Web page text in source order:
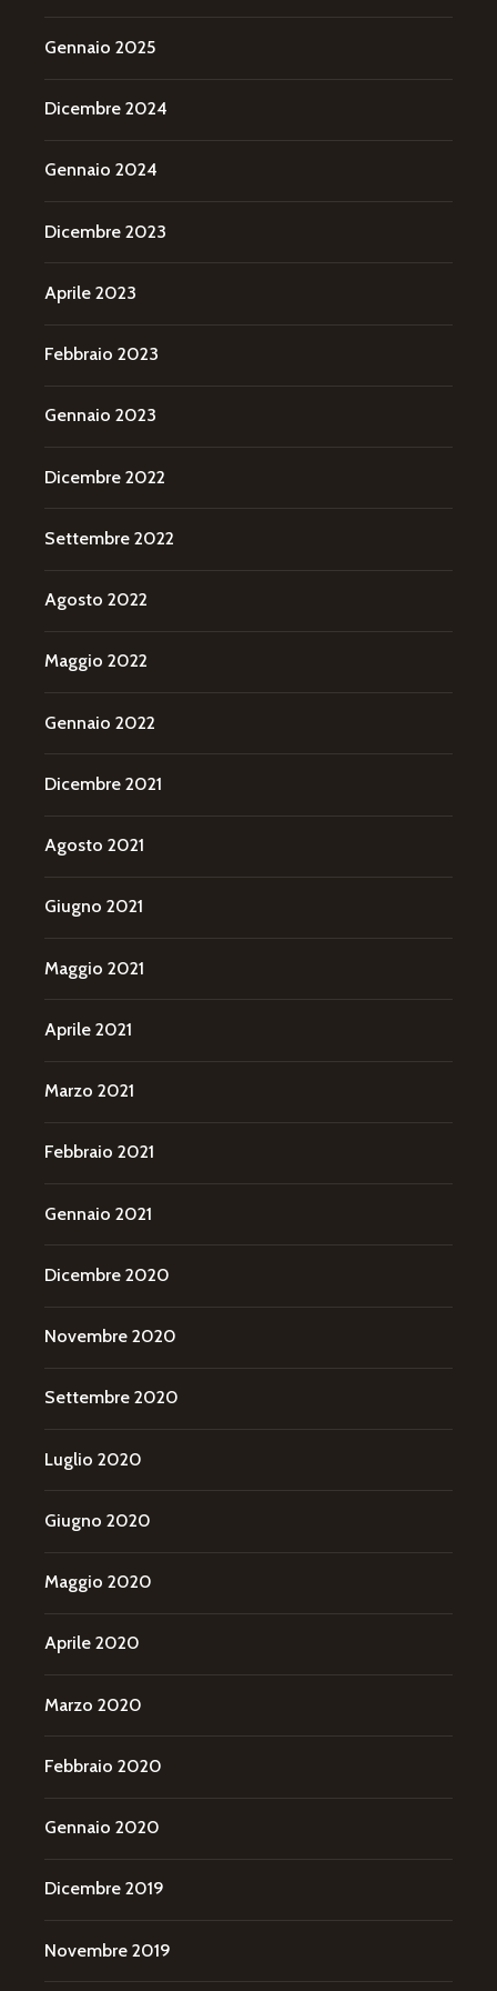
Gennaio 2025
Dicembre 2024
Gennaio 2024
Dicembre 2023
Aprile 2023
Febbraio 2023
Gennaio 2023
Dicembre 2022
Settembre 2022
Agosto 2022
Maggio 2022
Gennaio 2022
Dicembre 2021
Agosto 2021
Giugno 2021
Maggio 2021
Aprile 2021
Marzo 2021
Febbraio 2021
Gennaio 2021
Dicembre 2020
Novembre 2020
Settembre 2020
Luglio 2020
Giugno 2020
Maggio 2020
Aprile 2020
Marzo 2020
Febbraio 2020
Gennaio 2020
Dicembre 2019
Novembre 2019